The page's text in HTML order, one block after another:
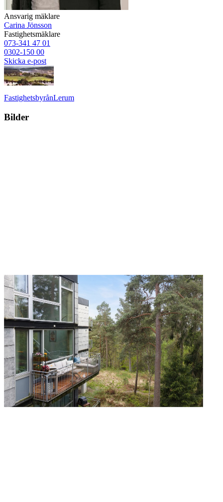
Ansvarig mäklare
Carina Jönsson
Fastighetsmäklare
073-341 47 01
0302-150 00
Skicka e-post
FastighetsbyrånLerum
Bilder